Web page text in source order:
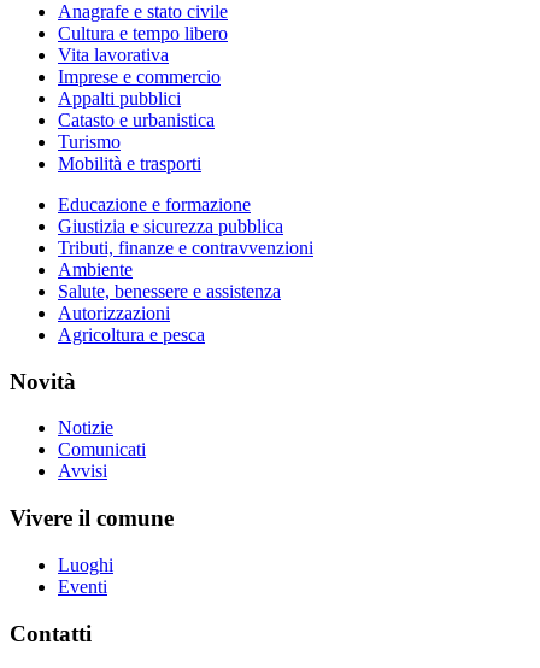
Anagrafe e stato civile
Cultura e tempo libero
Vita lavorativa
Imprese e commercio
Appalti pubblici
Catasto e urbanistica
Turismo
Mobilità e trasporti
Educazione e formazione
Giustizia e sicurezza pubblica
Tributi, finanze e contravvenzioni
Ambiente
Salute, benessere e assistenza
Autorizzazioni
Agricoltura e pesca
Novità
Notizie
Comunicati
Avvisi
Vivere il comune
Luoghi
Eventi
Contatti